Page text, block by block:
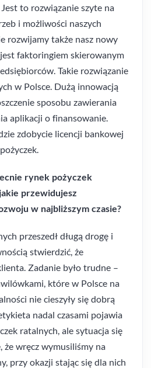
to rozwiązanie szyte na
i możliwości naszych
rozwijamy także nasz nowy
faktoringiem skierowanym
Takie rozwiązanie
w Polsce. Dużą innowacją
sposobu zawierania
aplikacji o finansowanie.
zdobycie licencji bankowej
rynek pożyczek
przewidujesz
w najbliższym czasie?
przeszedł długą drogę i
stwierdzić, że
Zadanie było trudne –
które w Polsce na
nie cieszyły się dobrą
nadal czasami pojawia
ratalnych, ale sytuacja się
że wręcz wymusiliśmy na
przy okazji stając się dla nich